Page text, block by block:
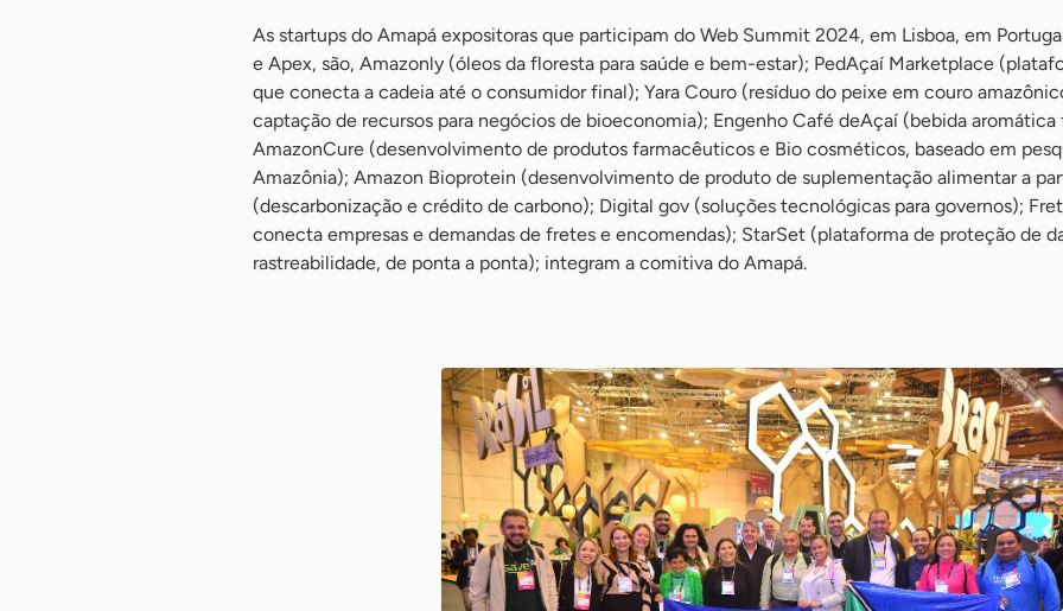
As startups do Amapá expositoras que participam do Web Summit 2024, em Lisboa, em
e Apex, são, Amazonly (óleos da floresta para saúde e bem-estar); PedAçaí Marketplace
que conecta a cadeia até o consumidor final); Yara Couro (resíduo do peixe em couro
captação de recursos para negócios de bioeconomia); Engenho Café deAçaí (bebida
AmazonCure (desenvolvimento de produtos farmacêuticos e Bio cosméticos, baseado em
Amazônia); Amazon Bioprotein (desenvolvimento de produto de suplementação alimentar a
(descarbonização e crédito de carbono); Digital gov (soluções tecnológicas para governos);
conecta empresas e demandas de fretes e encomendas); StarSet (plataforma de proteção de
rastreabilidade, de ponta a ponta); integram a comitiva do Amapá.